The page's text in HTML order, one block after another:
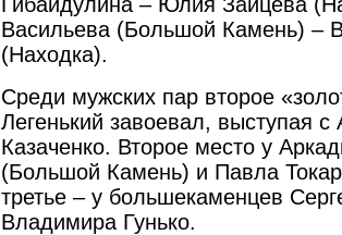
Васильева (Большой Камень) –
(Находка).
Среди мужских пар второе
Легенький завоевал, выступая
Казаченко. Второе место у
(Большой Камень) и Павла
третье – у большекаменцев
Владимира Гунько.